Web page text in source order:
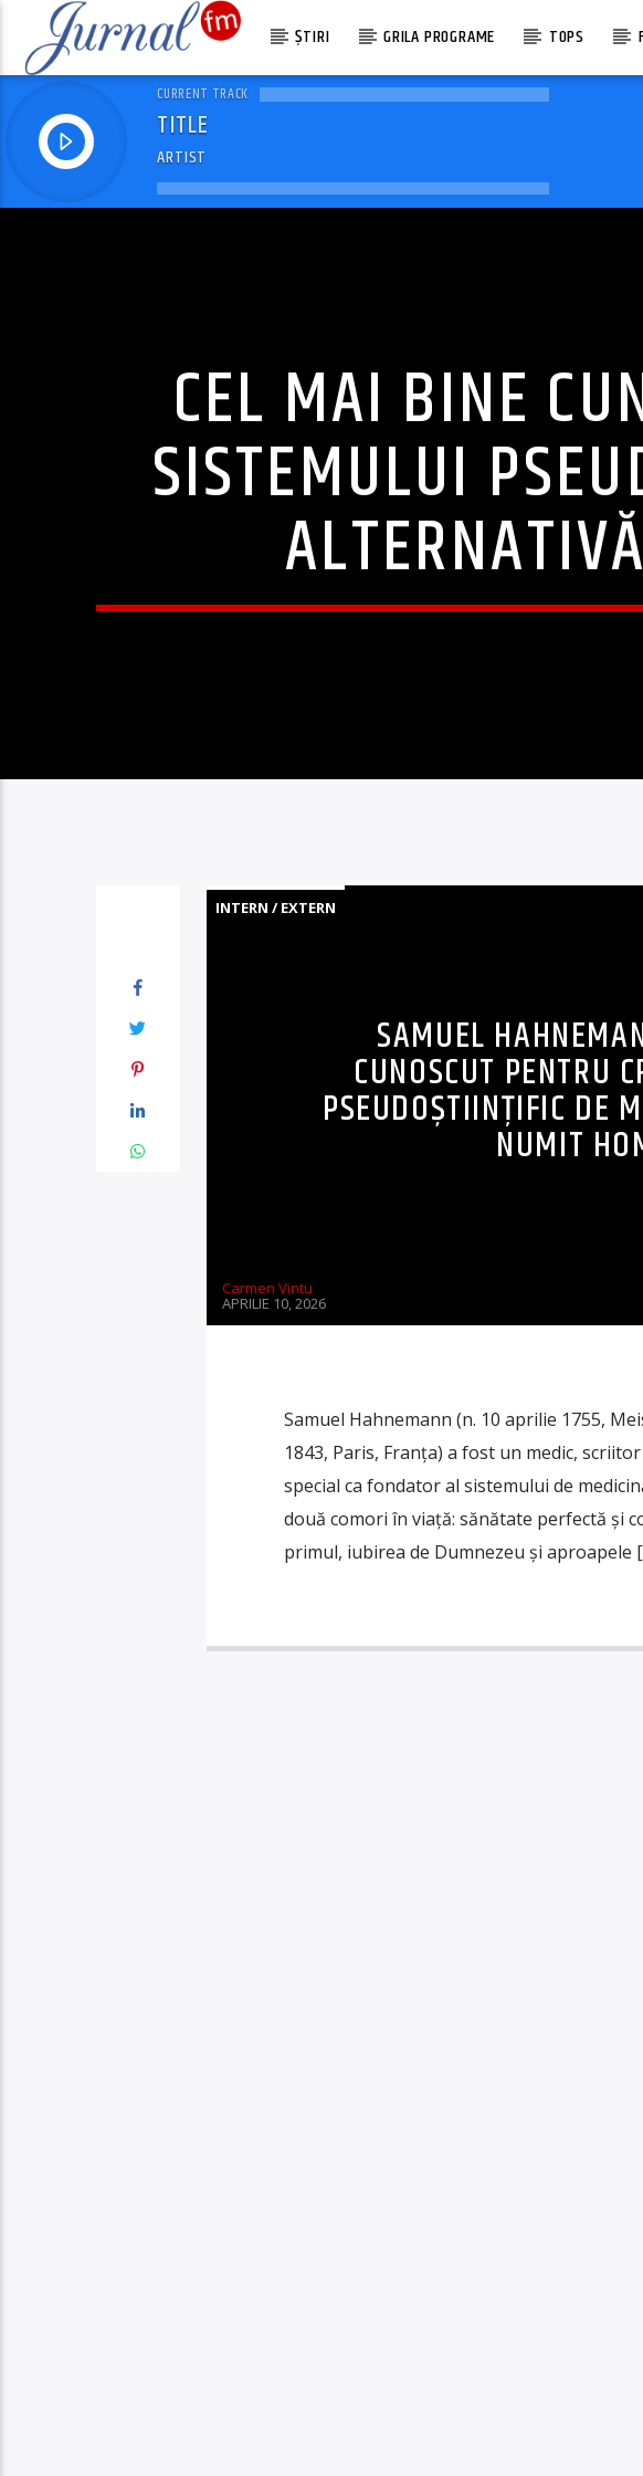
ȘTIRI GRILA PROGRAME TOPS
CURRENT TRACK
TITLE
ARTIST
CEL MAI BINE
SISTEMULUI
INTERN / EXTERN
SAMUEL
CUNOSCUT PENTRU
PSEUDOȘTIINȚIFIC DE
NUMIT
Carmen Vintu
APRILIE 10, 2026
Samuel Hahnemann (n. 10 aprilie 1755,
1843, Paris, Franța) a fost un medic,
special ca fondator al sistemului de
două comori în viață: sănătate perfectă și
primul, iubirea de Dumnezeu și aproapele